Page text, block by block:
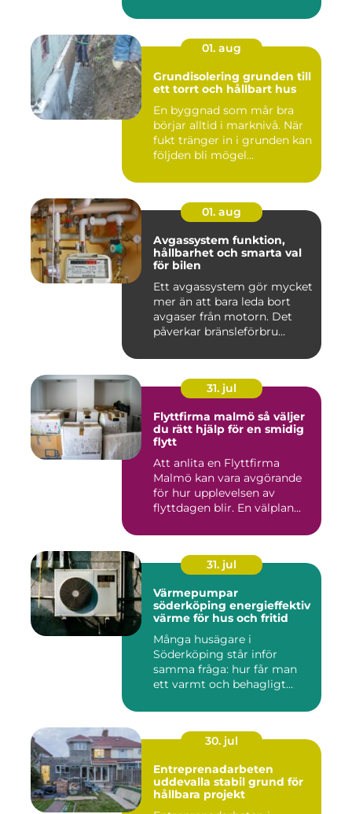
01. aug
Grundisolering grunden till
ett torrt och hållbart hus
En byggnad som mår bra
börjar alltid i marknivå. När
fukt tränger in i grunden kan
följden bli mögel...
01. aug
Avgassystem funktion,
hållbarhet och smarta val
för bilen
Ett avgassystem gör mycket
mer än att bara leda bort
avgaser från motorn. Det
påverkar bränsleförbru...
31. jul
Flyttfirma malmö så väljer
du rätt hjälp för en smidig
flytt
Att anlita en Flyttfirma
Malmö kan vara avgörande
för hur upplevelsen av
flyttdagen blir. En välplan...
31. jul
Värmepumpar
söderköping energieffektiv
värme för hus och fritid
Många husägare i
Söderköping står inför
samma fråga: hur får man
ett varmt och behagligt
30. jul
Entreprenadarbeten
uddevalla stabil grund för
hållbara projekt